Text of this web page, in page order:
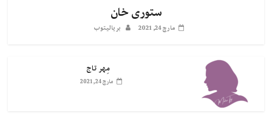
ستوری خان
مارچ 24, 2021 بریالیتوب
مِهر تاج
مارچ 24, 2021